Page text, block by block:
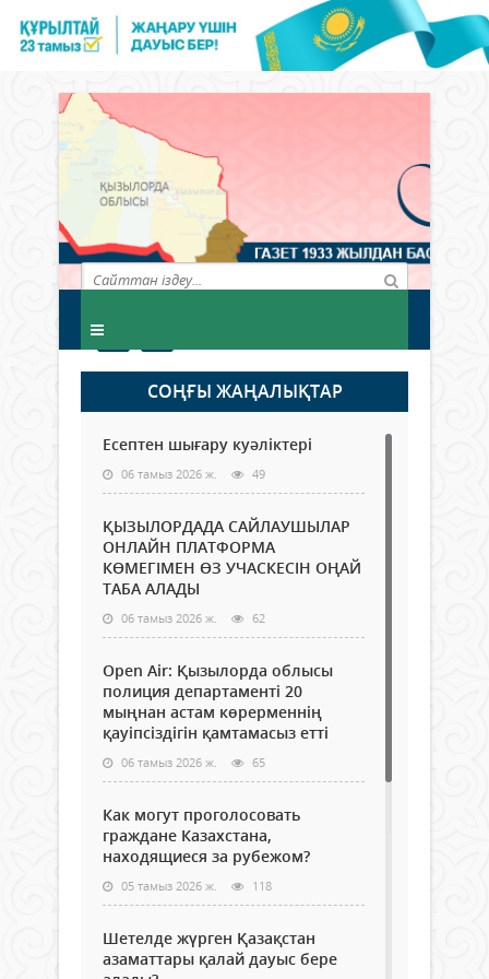
СОҢҒЫ ЖАҢАЛЫҚТАР
Есептен шығару куәліктері
06 тамыз 2026 ж. 49
ҚЫЗЫЛОРДАДА САЙЛАУШЫЛАР
ОНЛАЙН ПЛАТФОРМА
КӨМЕГІМЕН ӨЗ УЧАСКЕСІН ОҢАЙ
ТАБА АЛАДЫ
06 тамыз 2026 ж. 62
Open Air: Қызылорда облысы
полиция департаменті 20
мыңнан астам көрерменнің
қауіпсіздігін қамтамасыз етті
06 тамыз 2026 ж. 65
Как могут проголосовать
граждане Казахстана,
находящиеся за рубежом?
05 тамыз 2026 ж. 118
Шетелде жүрген Қазақстан
азаматтары қалай дауыс бере